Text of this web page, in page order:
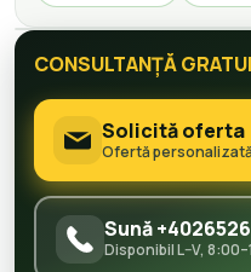
CONSULTANȚĂ
Solicită oferta
Ofertă
Sună
Disponibil L–V,